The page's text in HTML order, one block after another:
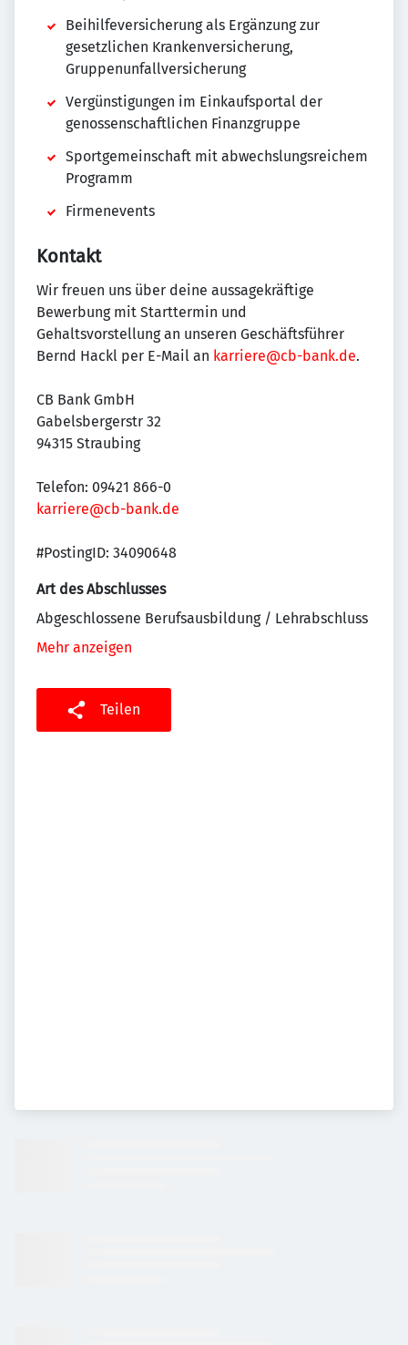
Beihilfeversicherung als Ergänzung zur
gesetzlichen Krankenversicherung,
Gruppenunfallversicherung
Vergünstigungen im Einkaufsportal der
genossenschaftlichen Finanzgruppe
Sportgemeinschaft mit abwechslungsreichem
Programm
Firmenevents
Kontakt
Wir freuen uns über deine aussagekräftige
Bewerbung mit Starttermin und
Gehaltsvorstellung an unseren Geschäftsführer
Bernd Hackl per E-Mail an karriere@cb-bank.de.
CB Bank GmbH
Gabelsbergerstr 32
94315 Straubing
Telefon: 09421 866-0
karriere@cb-bank.de
#PostingID: 34090648
Art des Abschlusses
Abgeschlossene Berufsausbildung / Lehrabschluss
Mehr anzeigen
Teilen